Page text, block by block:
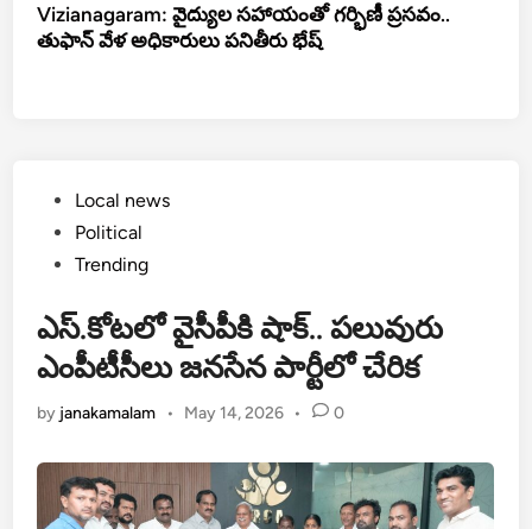
Vizianagaram: వైద్యుల సహాయంతో గర్భిణీ ప్రసవం..
తుఫాన్ వేళ అధికారులు పనితీరు భేష్
PostedLocal news
Political
Trending
ఎస్.కోటలో వైసీపీకి షాక్.. పలువురు
ఎంపీటీసీలు జనసేన పార్టీలో చేరిక
by janakamalam • May 14, 2026 • 0